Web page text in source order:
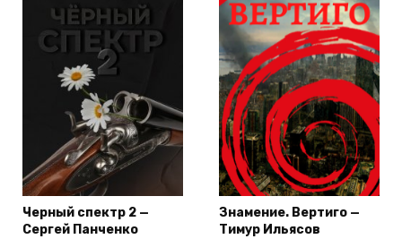
Черный спектр 2 —
Сергей Панченко
Знамение. Вертиго —
Тимур Ильясов